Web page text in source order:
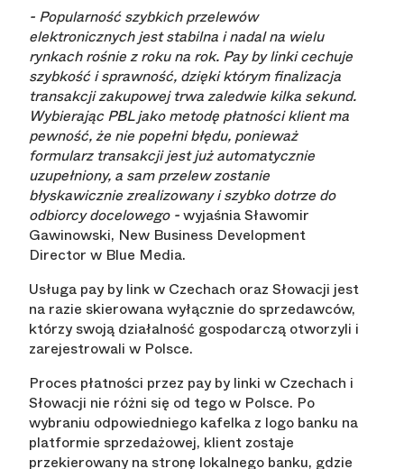
- Popularność szybkich przelewów
elektronicznych jest stabilna i nadal na wielu
rynkach rośnie z roku na rok. Pay by linki cechuje
szybkość i sprawność, dzięki którym finalizacja
transakcji zakupowej trwa zaledwie kilka sekund.
Wybierając PBL jako metodę płatności klient ma
pewność, że nie popełni błędu, ponieważ
formularz transakcji jest już automatycznie
uzupełniony, a sam przelew zostanie
błyskawicznie zrealizowany i szybko dotrze do
odbiorcy docelowego -wyjaśnia Sławomir
Gawinowski, New Business Development
Director w Blue Media.
Usługa pay by link w Czechach oraz Słowacji jest
na razie skierowana wyłącznie do sprzedawców,
którzy swoją działalność gospodarczą otworzyli i
zarejestrowali w Polsce.
Proces płatności przez pay by linki w Czechach i
Słowacji nie różni się od tego w Polsce. Po
wybraniu odpowiedniego kafelka z logo banku na
platformie sprzedażowej, klient zostaje
przekierowany na stronę lokalnego banku, gdzie